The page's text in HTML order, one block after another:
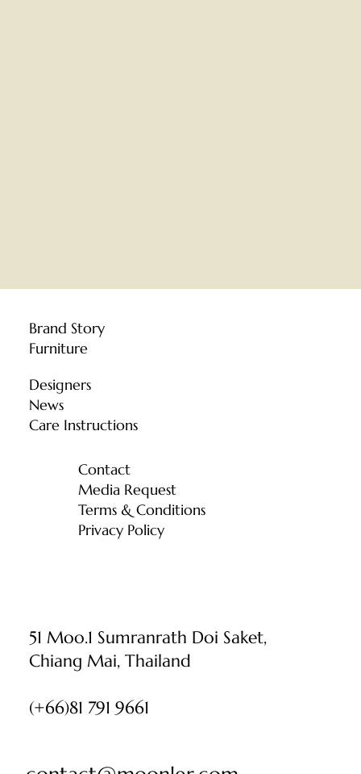
51 Moo.1 Sumranrath Doi Saket,
Chiang Mai, Thailand
(+66)81 791 9661
Brand Story
Furniture
Designers
News
Care Instructions
Contact
Media Request
Terms & Conditions
Privacy Policy